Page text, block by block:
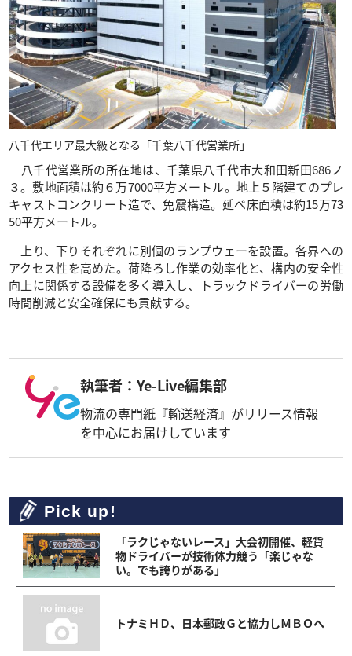
八千代エリア最大級となる「千葉八千代営業所」
八千代営業所の所在地は、千葉県八千代市大和田新田686ノ
３。敷地面積は約６万7000平方メートル。地上５階建てのプレ
キャストコンクリート造で、免震構造。延べ床面積は約15万73
50平方メートル。
上り、下りそれぞれに別個のランプウェーを設置。各界への
アクセス性を高めた。荷降ろし作業の効率化と、構内の安全性
向上に関係する設備を多く導入し、トラックドライバーの労働
時間削減と安全確保にも貢献する。
執筆者：Ye-Live編集部
物流の専門紙『輸送経済』がリリース情報
を中心にお届けしています
Pick up!
「ラクじゃないレース」大会初開催、軽貨
物ドライバーが技術体力競う「楽じゃな
い。でも誇りがある」
トナミＨＤ、日本郵政Ｇと協力しＭＢＯへ